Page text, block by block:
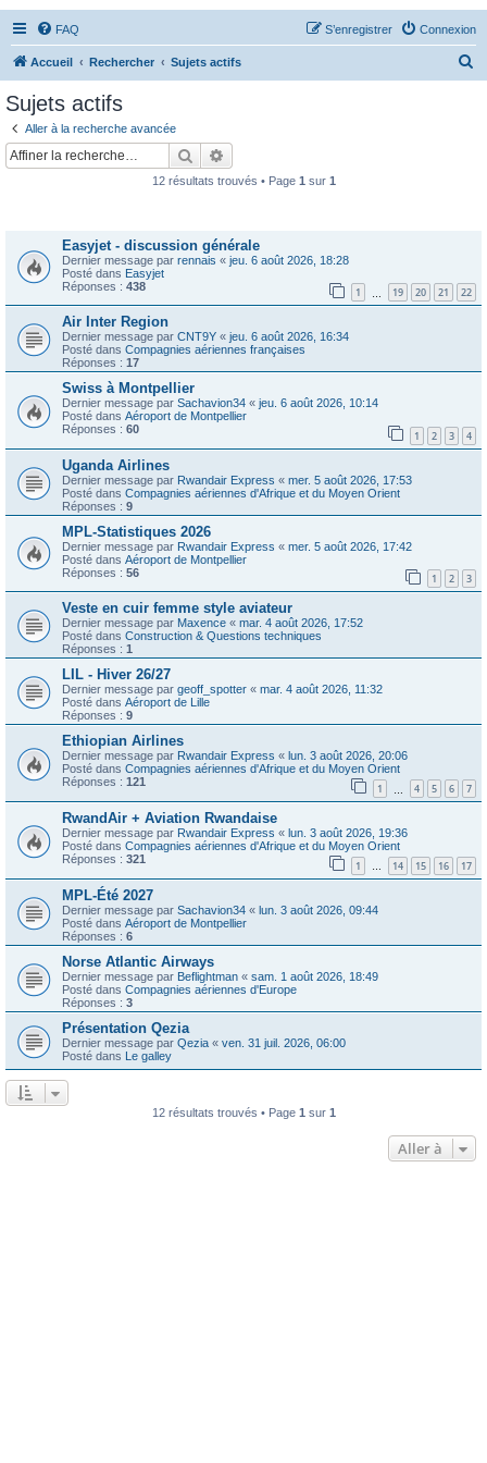
FAQ Connexion
S’enregistrer
Accueil Rechercher Sujets actifs
Sujets actifs
Aller à la recherche avancée
Rechercher
12 résultats trouvés • Page 1 sur 1
Easyjet - discussion générale
Dernier message par rennais « jeu. 6 août 2026, 18:28
Posté dans Easyjet
Réponses : 438 1 19 20 21 22
Air Inter Region
Dernier message par CNT9Y « jeu. 6 août 2026, 16:34
Posté dans Compagnies aériennes françaises
Réponses : 17
Swiss à Montpellier
Dernier message par Sachavion34 « jeu. 6 août 2026, 10:14
Posté dans Aéroport de Montpellier
Réponses : 60 1 2 3 4
Uganda Airlines
Dernier message par Rwandair Express « mer. 5 août 2026, 17:53
Posté dans Compagnies aériennes d'Afrique et du Moyen Orient
Réponses : 9
MPL-Statistiques 2026
Dernier message par Rwandair Express « mer. 5 août 2026, 17:42
Posté dans Aéroport de Montpellier
Réponses : 56 1 2 3
Veste en cuir femme style aviateur
Dernier message par Maxence « mar. 4 août 2026, 17:52
Posté dans Construction & Questions techniques
Réponses : 1
LIL - Hiver 26/27
Dernier message par geoff_spotter « mar. 4 août 2026, 11:32
Posté dans Aéroport de Lille
Réponses : 9
Ethiopian Airlines
Dernier message par Rwandair Express « lun. 3 août 2026, 20:06
Posté dans Compagnies aériennes d'Afrique et du Moyen Orient
Réponses : 121 1 4 5 6 7
RwandAir + Aviation Rwandaise
Dernier message par Rwandair Express « lun. 3 août 2026, 19:36
Posté dans Compagnies aériennes d'Afrique et du Moyen Orient
Réponses : 321 1 … 14 15 16 17
MPL-Été 2027
Dernier message par Sachavion34 « lun. 3 août 2026, 09:44
Posté dans Aéroport de Montpellier
Réponses : 6
Norse Atlantic Airways
Dernier message par Beflightman « sam. 1 août 2026, 18:49
Posté dans Compagnies aériennes d'Europe
Réponses : 3
Présentation Qezia
Dernier message par Qezia « ven. 31 juil. 2026, 06:00
Posté dans Le galley
12 résultats trouvés • Page 1 sur 1
Aller à